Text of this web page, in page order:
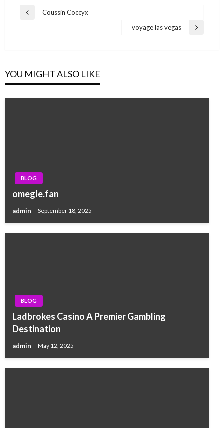
Post
Previous
Coussin Coccyx
Next
voyage las vegas
YOU MIGHT ALSO LIKE
BLOG
omegle.fan
admin September 18, 2025
BLOG
Ladbrokes Casino A Premier Gambling
Destination
admin May 12, 2025